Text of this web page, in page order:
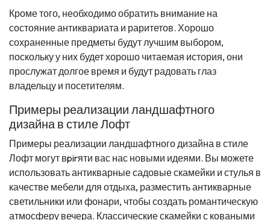
Кроме того, необходимо обратить внимание на
состояние антиквариата и раритетов. Хорошо
сохраненные предметы будут лучшим выбором,
поскольку у них будет хорошо читаемая история, они
прослужат долгое время и будут радовать глаз
владельцу и посетителям.
Примеры реализации ландшафтного
дизайна в стиле Лофт
Примеры реализации ландшафтного дизайна в стиле
Лофт могут вpirяти вас нас новыми идеями. Вы можете
использовать антикварные садовые скамейки и стулья в
качестве мебели для отдыха, разместить антикварные
светильники или фонари, чтобы создать романтическую
атмосферу вечера. Классические скамейки с коваными